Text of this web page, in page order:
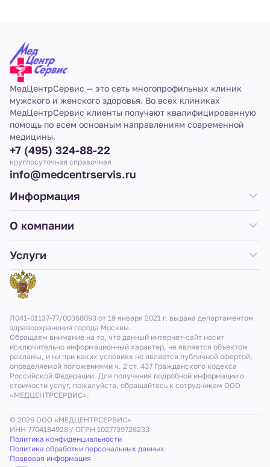
МедЦентрСервис — это сеть многопрофильных клиник
мужского и женского здоровья. Во всех клиниках
МедЦентрСервис клиенты получают квалифицированную
помощь по всем основным направлениям современной
медицины.
+7 (495) 324-88-22
круглосуточная справочная
info@medcentrservis.ru
Информация
О компании
Услуги
Л041-01137-77/00368093 от 19 января 2021 г. выдана департаментом
здравоохранения города Москвы.
Обращаем внимание на то, что данный интернет-сайт носит
исключительно информационный характер, не является объектом
рекламы, и ни при каких условиях не является публичной офертой,
определяемой положениями ч. 2 ст. 437 Гражданского кодекса
Российской Федерации. Для получения подробной информации о
стоимости услуг, пожалуйста, обращайтесь к сотрудникам ООО
«МЕДЦЕНТРСЕРВИС».
© 2026 ООО «МЕДЦЕНТРСЕРВИС»
ИНН 7704184928 / ОГРН 1027739726233
Политика конфиденциальности
Политика обработки персональных данных
Правовая информация